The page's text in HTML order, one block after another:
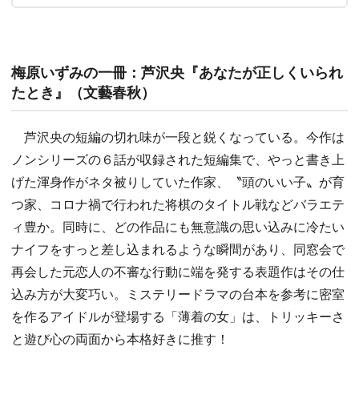
梅原いずみの一冊：芦沢央『あなたが正しくいられ
たとき』（文藝春秋）
芦沢央の短編の切れ味が一段と鋭くなっている。今作は
ノンシリーズの６話が収録された短編集で、やっと書き上
げた渾身作がネタ被りしていた作家、〝頭のいい子〟が育
つ家、コロナ禍で行われた将棋のタイトル戦などバラエテ
ィ豊か。同時に、どの作品にも無意識の思い込みに冷たい
ナイフをすっと差し込まれるような瞬間があり、同窓会で
再会した元恋人の不審な行動に端を発する表題作はその仕
込み方が大変巧い。ミステリードラマの台本を参考に密室
を作るアイドルが登場する「薄着の女」は、トリッキーさ
と遊び心の両面から本格好きに推す！